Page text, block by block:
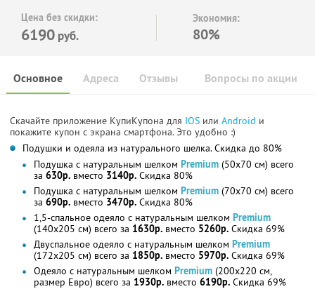
Цена без скидки:
6190 руб.
Экономия:
80%
Основное Отзывы Вопросы по акции
Адреса
Скачайте приложение КупиКупона для IOS или Android и
покажите купон с экрана смартфона. Это удобно :)
Подушки и одеяла из натурального шелка. Скидка до 80%
Подушка с натуральным шелком Premium (50х70 см) всего
за 630р. вместо 3140р. Скидка 80%
Подушка с натуральным шелком Premium (70х70 см) всего
за 690р. вместо 3470р. Скидка 80%
1,5-спальное одеяло с натуральным шелком Premium
(140х205 см) всего за 1630р. вместо 5260р. Скидка 69%
Двуспальное одеяло с натуральным шелком Premium
(172х205 см) всего за 1850р. вместо 5970р. Скидка 69%
Одеяло с натуральным шелком Premium (200х220 см,
размер Евро) всего за 1930р. вместо 6190р. Скидка 69%